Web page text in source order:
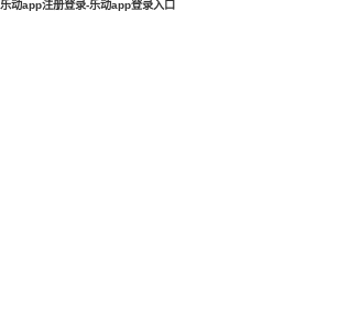
乐动app注册登录-乐动app登录入口